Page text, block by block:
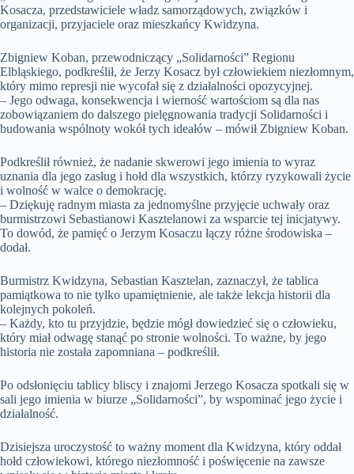
Kosacza, przedstawiciele władz samorządowych, związków i
organizacji, przyjaciele oraz mieszkańcy Kwidzyna.
Zbigniew Koban, przewodniczący „Solidarności” Regionu
Elbląskiego, podkreślił, że Jerzy Kosacz był człowiekiem niezłomnym,
który mimo represji nie wycofał się z działalności opozycyjnej.
– Jego odwaga, konsekwencja i wierność wartościom są dla nas
zobowiązaniem do dalszego pielęgnowania tradycji Solidarności i
budowania wspólnoty wokół tych ideałów – mówił Zbigniew Koban.
Podkreślił również, że nadanie skwerowi jego imienia to wyraz
uznania dla jego zasług i hołd dla wszystkich, którzy ryzykowali życie
i wolność w walce o demokrację.
– Dziękuję radnym miasta za jednomyślne przyjęcie uchwały oraz
burmistrzowi Sebastianowi Kasztelanowi za wsparcie tej inicjatywy.
To dowód, że pamięć o Jerzym Kosaczu łączy różne środowiska –
dodał.
Burmistrz Kwidzyna, Sebastian Kasztelan, zaznaczył, że tablica
pamiątkowa to nie tylko upamiętnienie, ale także lekcja historii dla
kolejnych pokoleń.
– Każdy, kto tu przyjdzie, będzie mógł dowiedzieć się o człowieku,
który miał odwagę stanąć po stronie wolności. To ważne, by jego
historia nie została zapomniana – podkreślił.
Po odsłonięciu tablicy bliscy i znajomi Jerzego Kosacza spotkali się w
sali jego imienia w biurze „Solidarności”, by wspominać jego życie i
działalność.
Dzisiejsza uroczystość to ważny moment dla Kwidzyna, który oddał
hołd człowiekowi, którego niezłomność i poświęcenie na zawsze